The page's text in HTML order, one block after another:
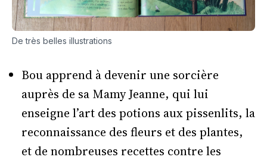
De très belles illustrations
Bou apprend à devenir une sorcière
auprès de sa Mamy Jeanne, qui lui
enseigne l’art des potions aux pissenlits, la
reconnaissance des fleurs et des plantes,
et de nombreuses recettes contre les